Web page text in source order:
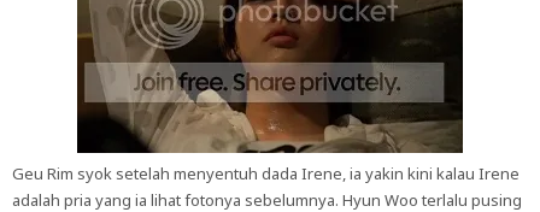
Geu Rim syok setelah menyentuh dada Irene, ia yakin kini kalau Irene
adalah pria yang ia lihat fotonya sebelumnya. Hyun Woo terlalu pusing